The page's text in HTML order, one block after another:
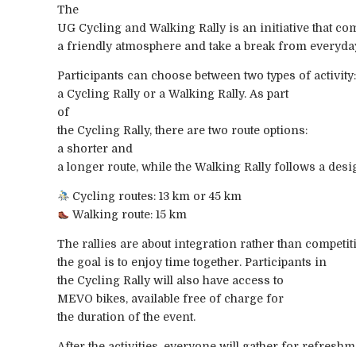
The
UG Cycling and Walking Rally is an initiative that
a friendly atmosphere and take a break from
Participants can choose between two types of activity:
a Cycling Rally or a Walking Rally. As part
of
the Cycling Rally, there are two route options:
a shorter and
a longer route, while the Walking Rally follows a
Cycling routes: 13 km or 45 km
Walking route: 15 km
The rallies are about integration rather than
the goal is to enjoy time together. Participants in
the Cycling Rally will also have access to
MEVO bikes, available free of charge for
the duration of the event.